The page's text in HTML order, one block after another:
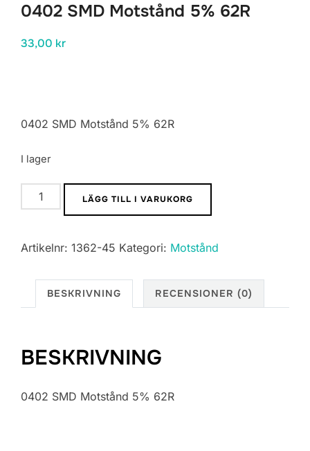
0402 SMD Motstånd 5% 62R
33,00 kr
0402 SMD Motstånd 5% 62R
I lager
0402
SMD
5%
mängd
LÄGG TILL I VARUKORG
Artikelnr: 1362-45 Kategori: Motstånd
BESKRIVNING RECENSIONER (0)
BESKRIVNING
0402 SMD Motstånd 5% 62R